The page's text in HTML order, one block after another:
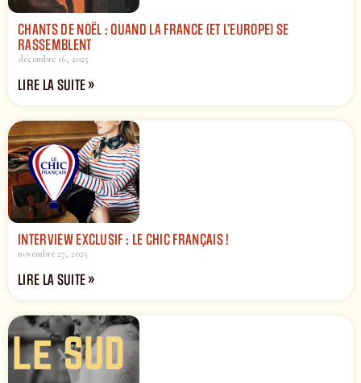
CHANTS DE NOËL : QUAND LA FRANCE (ET L’EUROPE) SE
RASSEMBLENT
décembre 16, 2025
LIRE LA SUITE »
INTERVIEW EXCLUSIF : LE CHIC FRANÇAIS !
novembre 27, 2025
LIRE LA SUITE »